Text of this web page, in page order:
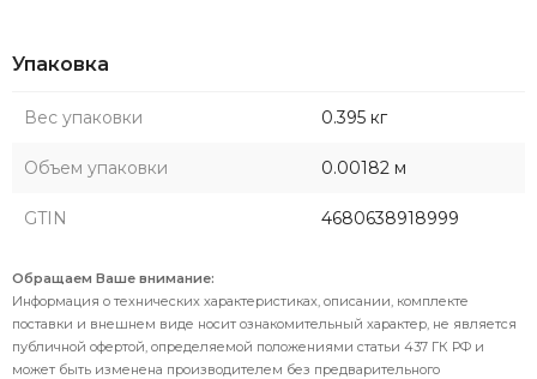
Упаковка
Вес упаковки 0.395 кг
Объем упаковки 0.00182 м
GTIN 4680638918999
Обращаем Ваше внимание:
Информация о технических характеристиках, описании, комплекте
поставки и внешнем виде носит ознакомительный характер, не является
публичной офертой, определяемой положениями статьи 437 ГК РФ и
может быть изменена производителем без предварительного